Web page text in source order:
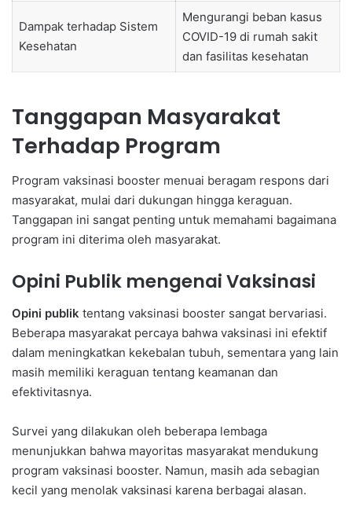
Dampak terhadap Sistem
Kesehatan
Mengurangi beban kasus
COVID-19 di rumah sakit
dan fasilitas kesehatan
Tanggapan Masyarakat
Terhadap Program
Program vaksinasi booster menuai beragam respons dari
masyarakat, mulai dari dukungan hingga keraguan.
Tanggapan ini sangat penting untuk memahami bagaimana
program ini diterima oleh masyarakat.
Opini Publik mengenai Vaksinasi
Opini publik tentang vaksinasi booster sangat bervariasi.
Beberapa masyarakat percaya bahwa vaksinasi ini efektif
dalam meningkatkan kekebalan tubuh, sementara yang lain
masih memiliki keraguan tentang keamanan dan
efektivitasnya.
Survei yang dilakukan oleh beberapa lembaga
menunjukkan bahwa mayoritas masyarakat mendukung
program vaksinasi booster. Namun, masih ada sebagian
kecil yang menolak vaksinasi karena berbagai alasan.